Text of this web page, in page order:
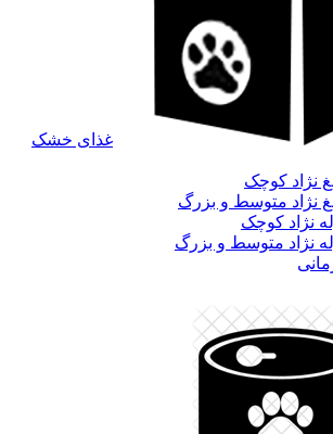
غذای خشک
نژاد کوچک
نژاد متوسط و بزرگ
نژاد کوچک
نژاد متوسط و بزرگ